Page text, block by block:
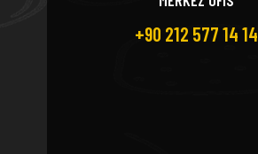
+90 212 577 14 14